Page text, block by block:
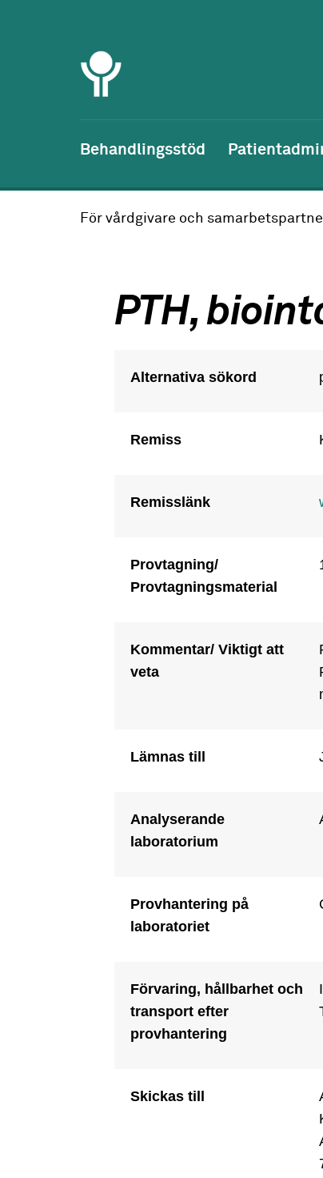
Behandlingsstöd
För vårdgivare och
PTH,
Alternativa sökord
Remiss
Remisslänk
Provtagning/
Provtagningsmaterial
Kommentar/ Viktigt att
veta
Lämnas till
Analyserande
laboratorium
Provhantering på
laboratoriet
Förvaring, hållbarhet och
transport efter
provhantering
Skickas till